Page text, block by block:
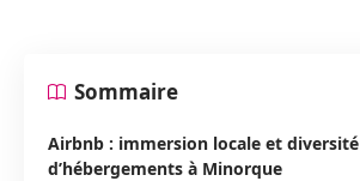
Sommaire
Airbnb : immersion locale et diversité
d’hébergements à Minorque